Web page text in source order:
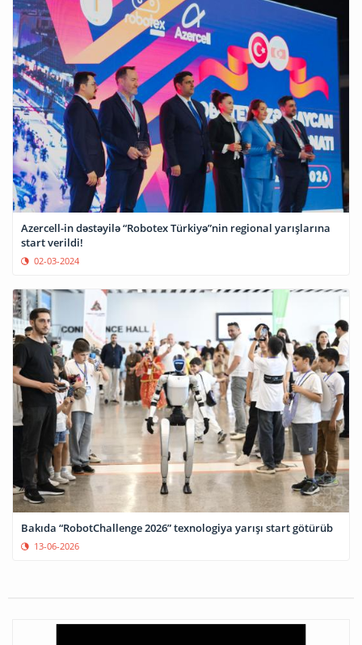
Azercell-in dəstəyilə “Robotex Türkiyə”nin regional yarışlarına
start verildi!
02-03-2024
Bakıda “RobotChallenge 2026” texnologiya yarışı start götürüb
13-06-2026